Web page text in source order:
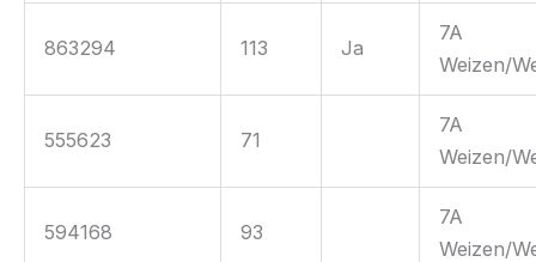
863294 113 Ja
7A
Weizen/
555623 71
7A
Weizen/
594168 93
7A
Weizen/